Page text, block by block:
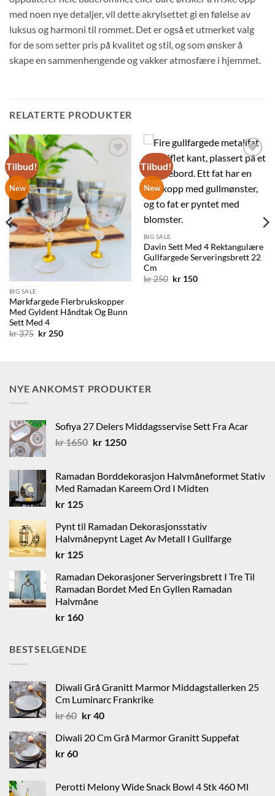
med noen nye detaljer, vil dette akrylsettet gi en følelse av
luksus og harmoni til rommet. Det er også et utmerket valg
for de som setter pris på kvalitet og stil, og som ønsker å
skape en sammenhengende og vakker atmosfære i hjemmet.
RELATERTE PRODUKTER
Tilbud!
New
Legg til
BIG SALE
Mørkfargede Flerbrukskopper
Med Gyldent Håndtak Og Bunn
Sett Med 4
kr375 Opprinnelig
kr250Nåværende
Tilbud!
New
Legg til
ønskelisten
BIG SALE
Davin Sett Med 4 Rektangulære
Gullfargede Serveringsbrett 22
Cm
kr250 Opprinnelig
kr150Nåværende
NYE ANKOMST PRODUKTER
Sofiya 27 Delers Middagsservise Sett Fra Acar
kr1650 Opprinnelig
kr 1650.
kr1250Nåværende
kr 1250.
Ramadan Borddekorasjon Halvmåneformet Stativ
Med Ramadan Kareem Ord I Midten
kr 125
Pynt til Ramadan Dekorasjonsstativ
Halvmånepynt Laget Av Metall I Gullfarge
kr 125
Ramadan Dekorasjoner Serveringsbrett I Tre Til
Ramadan Bordet Med En Gyllen Ramadan
Halvmåne
kr 160
BESTSELGENDE
Diwali Grå Granitt Marmor Middagstallerken 25
Cm Luminarc Frankrike
kr60 Opprinnelig
var:
kr40Nåværende
er:
Diwali 20 Cm Grå Marmor Granitt Suppefat
kr60
Perotti Melony Wide Snack Bowl 4 Stk 460 Ml